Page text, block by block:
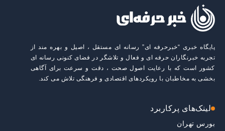
پایگاه خبری “خبرحرفه ای” رسانه ای مستقل ، اصیل و بهره مند از
تجربه خبرنگاران حرفه ای و فعال و تلاشگر در فضای کنونی رسانه ای
کشور است که با رعایت اصول صحت ، دقت و سرعت برای آگاهی
بخشی به مخاطبان با رویکردهای اقتصادی و فرهنگی تلاش می کند.
لینک‌های پرکاربرد
بورس تهران